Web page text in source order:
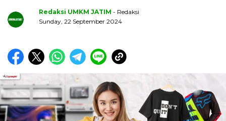
Redaksi UMKM JATIM - Redaksi
Sunday, 22 September 2024